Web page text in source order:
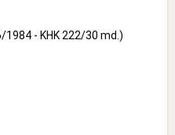
- KHK 222/30 md.)